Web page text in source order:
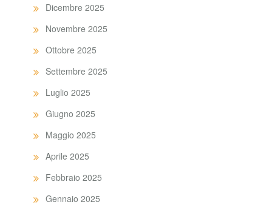
Dicembre 2025
Novembre 2025
Ottobre 2025
Settembre 2025
Luglio 2025
Giugno 2025
Maggio 2025
Aprile 2025
Febbraio 2025
Gennaio 2025